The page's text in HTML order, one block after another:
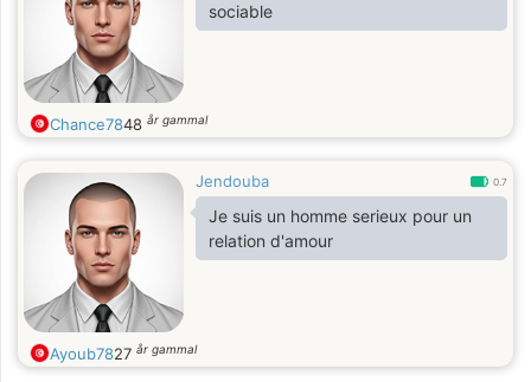
sociable
Chance7848 år gammal
Jendouba 0.7
Je suis un homme serieux pour un
relation d'amour
Ayoub7827 år gammal